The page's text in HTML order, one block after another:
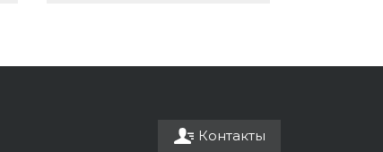
Контакты